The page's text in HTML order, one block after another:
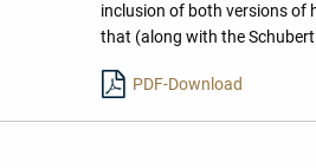
inclusion of both versions of
that (along with the
PDF-Download